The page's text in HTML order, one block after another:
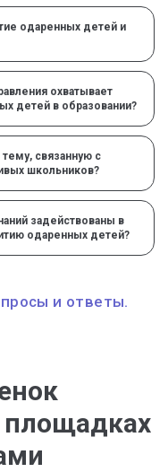
одаренных детей и
охватывает
детей в образовании?
связанную с
школьников?
задействованы в
одаренных детей?
и ответы.